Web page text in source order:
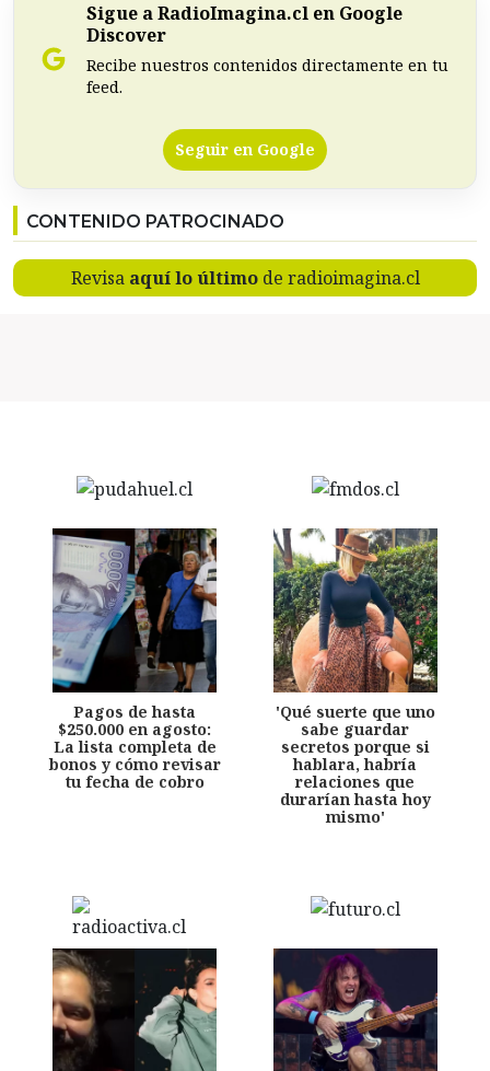
Sigue a RadioImagina.cl en Google
Discover
Recibe nuestros contenidos directamente en tu
feed.
Seguir en Google
CONTENIDO PATROCINADO
Revisa aquí lo últimode radioimagina.cl
Pagos de hasta
$250.000 en agosto:
La lista completa de
bonos y cómo revisar
tu fecha de cobro
'Qué suerte que uno
sabe guardar
secretos porque si
hablara, habría
relaciones que
durarían hasta hoy
mismo'